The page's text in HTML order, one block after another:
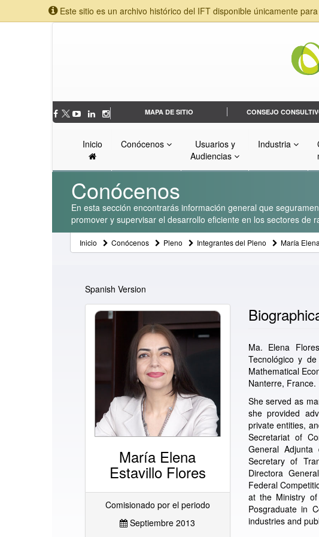
Este sitio es un archivo histórico del IFT disponible únicamente
MAPA DE SITIO CONSEJO
Inicio Conócenos
Usuarios y
Audiencias
Industria
Conócenos
En esta sección encontrarás información general que
promover y supervisar el desarrollo eficiente en los sectores de
Inicio Conócenos Pleno Integrantes del Pleno María
Spanish Version
María Elena
Estavillo Flores
Comisionado por el periodo
Septiembre 2013
Ma. Elena
Tecnológico y
Mathematical
Nanterre, France.
She served as
she provided
private entities,
Secretariat of
General
Secretary of
Directora
Federal
at the Ministry
Posgraduate in
industries and